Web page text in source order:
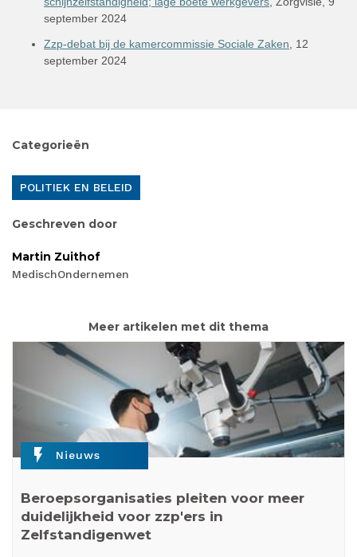
september 2024
Zzp-debat bij de kamercommissie Sociale Zaken, 12
september 2024
Categorieën
POLITIEK EN BELEID
Geschreven door
Martin Zuithof
MedischOndernemen
Meer artikelen met dit thema
flash_on Nieuws
Beroepsorganisaties pleiten voor meer
duidelijkheid voor zzp'ers in
Zelfstandigenwet